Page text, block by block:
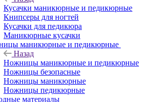
Кусачки маникюрные и педикюрные
Книпсеры для ногтей
Кусачки для педикюра
Маникюрные кусачки
маникюрные и педикюрные
Назад
Ножницы маникюрные и педикюрные
Ножницы безопасные
Ножницы маникюрные
Ножницы педикюрные
материалы